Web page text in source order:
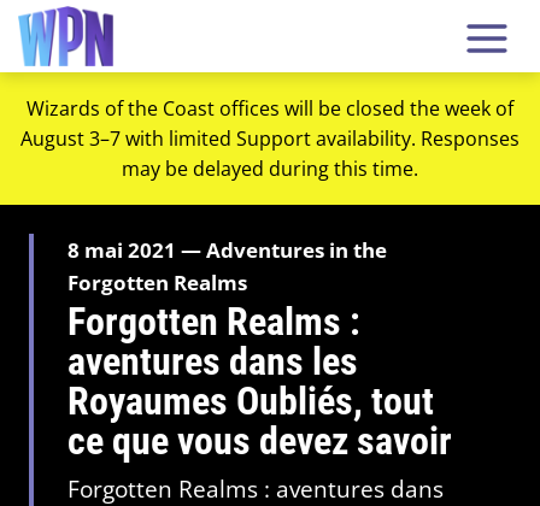
Wizards of the Coast offices will be closed the week of
August 3–7 with limited Support availability. Responses
may be delayed during this time.
8 mai 2021 — Adventures in the
Forgotten Realms
Forgotten Realms :
aventures dans les
Royaumes Oubliés, tout
ce que vous devez savoir
Forgotten Realms : aventures dans